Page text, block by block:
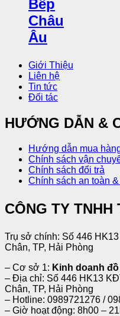
Giới Thiệu
Liên hệ
Tin tức
Đối tác
HƯỚNG DẪN &
Hướng dẫn mua
Chính sách vận
Chính sách đổi trả
Chính sách an toàn
CÔNG TY TNHH
Trụ sở chính: Số 446
Chân, TP, Hải Phòng
– Cơ sở 1: Kinh doanh
– Địa chỉ: Số 446 HK13
Chân, TP, Hải Phòng
– Hotline: 0989721276 /
– Giờ hoạt động: 8h00 –